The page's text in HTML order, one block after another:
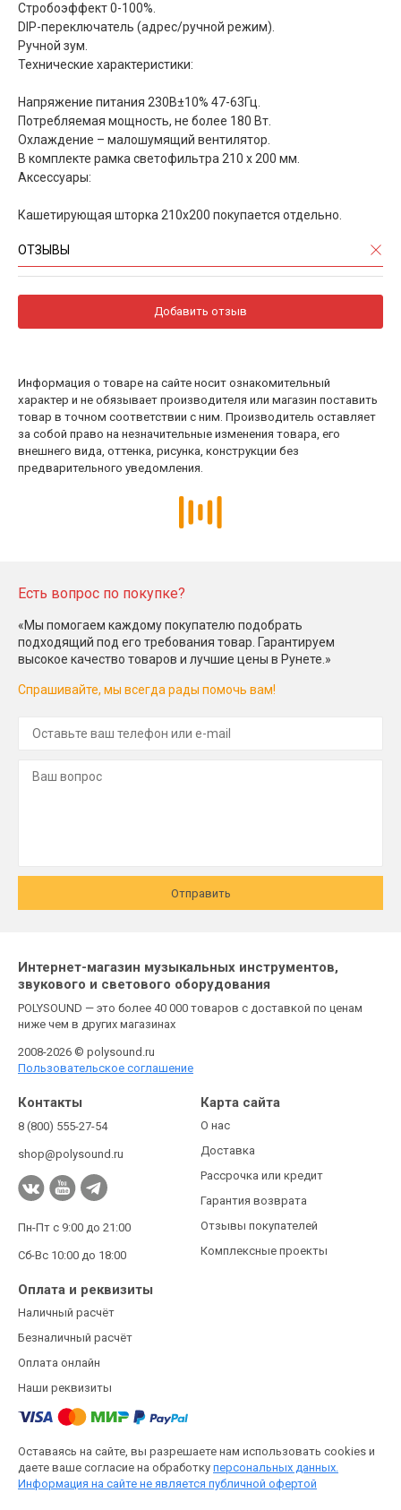
Стробоэффект 0-100%.
DIP-переключатель (адрес/ручной режим).
Ручной зум.
Технические характеристики:
Напряжение питания 230В±10% 47-63Гц.
Потребляемая мощность, не более 180 Вт.
Охлаждение – малошумящий вентилятор.
В комплекте рамка светофильтра 210 х 200 мм.
Аксессуары:
Кашетирующая шторка 210х200 покупается отдельно.
ОТЗЫВЫ
Добавить отзыв
Информация о товаре на сайте носит ознакомительный
характер и не обязывает производителя или магазин поставить
товар в точном соответствии с ним. Производитель оставляет
за собой право на незначительные изменения товара, его
внешнего вида, оттенка, рисунка, конструкции без
предварительного уведомления.
Есть вопрос по покупке?
«Мы помогаем каждому покупателю подобрать
подходящий под его требования товар. Гарантируем
высокое качество товаров и лучшие цены в Рунете.»
Спрашивайте, мы всегда рады помочь вам!
Отправить
Интернет-магазин музыкальных инструментов,
звукового и светового оборудования
POLYSOUND — это более 40 000 товаров с доставкой по ценам
ниже чем в других магазинах
2008-2026 © polysound.ru
Пользовательское соглашение
Контакты
8 (800) 555-27-54
shop@polysound.ru
Пн-Пт с 9:00 до 21:00
Сб-Вс 10:00 до 18:00
Карта сайта
О нас
Доставка
Рассрочка или кредит
Гарантия возврата
Отзывы покупателей
Комплексные проекты
Оплата и реквизиты
Наличный расчёт
Безналичный расчёт
Оплата онлайн
Наши реквизиты
Оставаясь на сайте, вы разрешаете нам использовать cookies и
даете ваше согласие на обработку персональных данных.
Информация на сайте не является публичной офертой